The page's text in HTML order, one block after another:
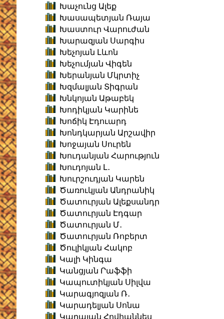
Խաչունց Ալեք
Խասապետյան Ռայա
Խաստուր Վարուժան
Խարազյան Սարգիս
Խեչոյան Լևոն
Խեչումյան Վիգեն
Խերանյան Մկրտիչ
Խզմալյան Տիգրան
Խնկոյան Աթաբեկ
Խոդիկյան Կարինե
Խոճիկ Էդուարդ
Խոնդկարյան Արշավիր
Խոջայան Սուրեն
Խուդանյան Հարություն
Խուդոյան Լ․
Խուրշուդյան Կարեն
Ծառուկյան Անդրանիկ
Ծատուրյան Ալեքսանդր
Ծատուրյան Էդգար
Ծատուրյան Մ․
Ծատուրյան Ռոբերտ
Ծուլիկյան Հակոբ
Կալի Կինգա
Կանցյան Րաֆֆի
Կապուտիկյան Սիլվա
Կարագյոզյան Ռ․
Կարադելյան Սոնա
Կարայան Հովհաննես